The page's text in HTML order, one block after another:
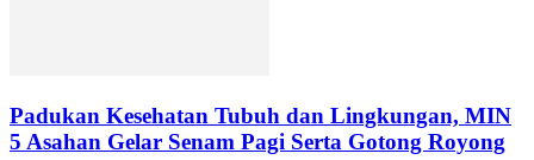
Padukan Kesehatan Tubuh dan Lingkungan, MIN
5 Asahan Gelar Senam Pagi Serta Gotong Royong